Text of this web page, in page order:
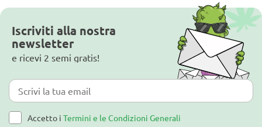
Iscriviti alla nostra
newsletter
e ricevi 2 semi gratis!
Accetto i Termini e le Condizioni Generali